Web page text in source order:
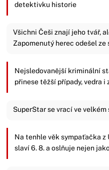
detektivku historie
Všichni Češi znají jeho tvář,
Zapomenutý herec odešel ze
Nejsledovanější kriminální
přinese těžší případy, vedra i
SuperStar se vrací ve velkém
Na tenhle věk sympaťačka z
slaví 6. 8. a oslňuje nejen